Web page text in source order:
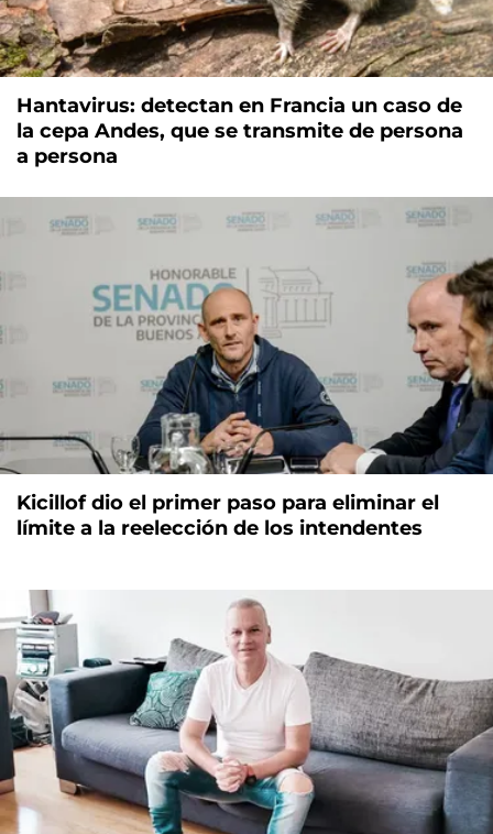
Hantavirus: detectan en Francia un caso de
la cepa Andes, que se transmite de persona
a persona
Kicillof dio el primer paso para eliminar el
límite a la reelección de los intendentes